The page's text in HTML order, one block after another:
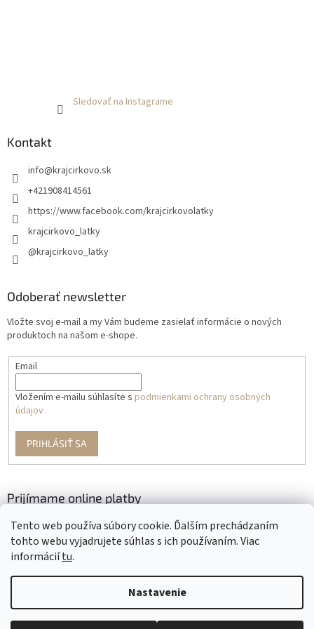
Tento web používa súbory cookie. Ďalším prechádzaním
tohto webu vyjadrujete súhlas s ich používaním. Viac
informáciítu.
Nastavenie
Sledovať na Instagrame
Kontakt
info@krajcirkovo.sk
+421908414561
https://www.facebook.com/krajcirkovolatky
krajcirkovo_latky
@krajcirkovo_latky
Odoberať newsletter
Vložte svoj e-mail a my Vám budeme zasielať informácie o nových
produktoch na našom e-shope.
Email
Vložením e-mailu súhlasíte s podmienkami ochrany osobných
údajov
PRIHLÁSIŤ SA
Prijímame online platby
Vytvoril Shoptet